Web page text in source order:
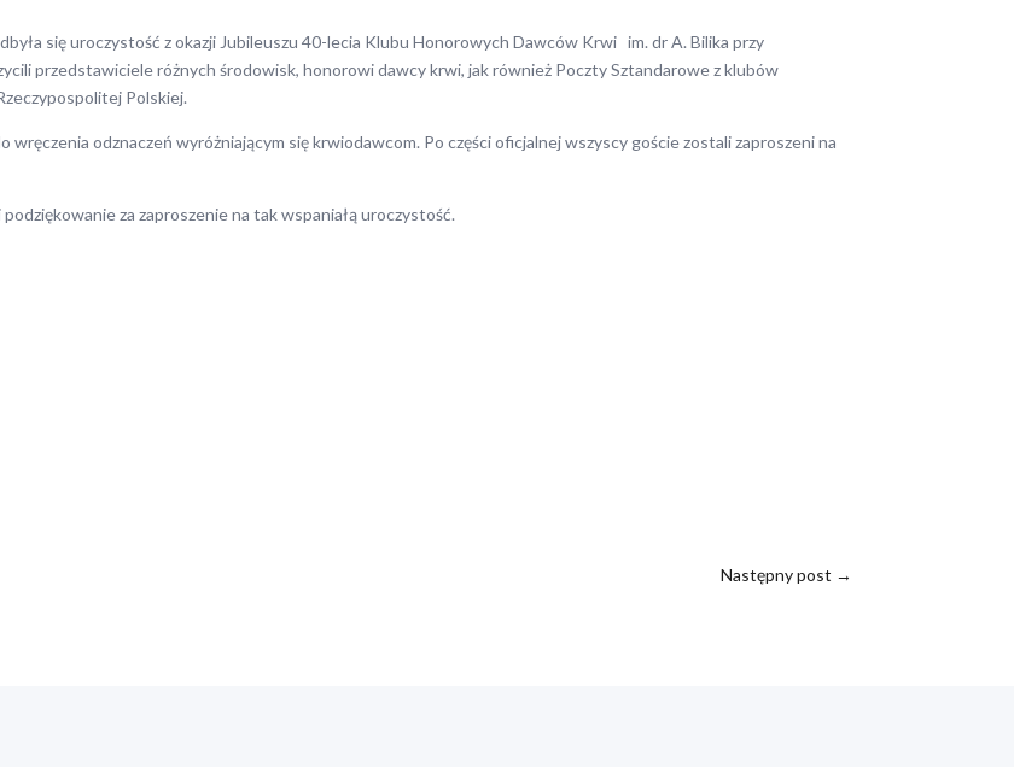
się uroczystość z okazji Jubileuszu 40-lecia Klubu Honorowych Dawców Krwi im. dr A. Bilika przy
przedstawiciele różnych środowisk, honorowi dawcy krwi, jak również Poczty Sztandarowe z klubów
Polskiej.
odznaczeń wyróżniającym się krwiodawcom. Po części oficjalnej wszyscy goście zostali zaproszeni na
za zaproszenie na tak wspaniałą uroczystość.
Następny post →